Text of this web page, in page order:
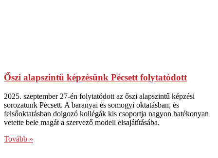
Őszi alapszintű képzésünk Pécsett folytatódott
2025. szeptember 27-én folytatódott az őszi alapszintű képzési
sorozatunk Pécsett. A baranyai és somogyi oktatásban, és
felsőoktatásban dolgozó kollégák kis csoportja nagyon hatékonyan
vetette bele magát a szervező modell elsajátításába.
Tovább »